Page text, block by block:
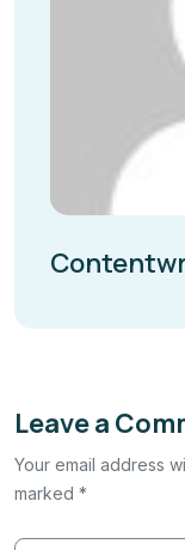
Leave a
Your email address
marked *